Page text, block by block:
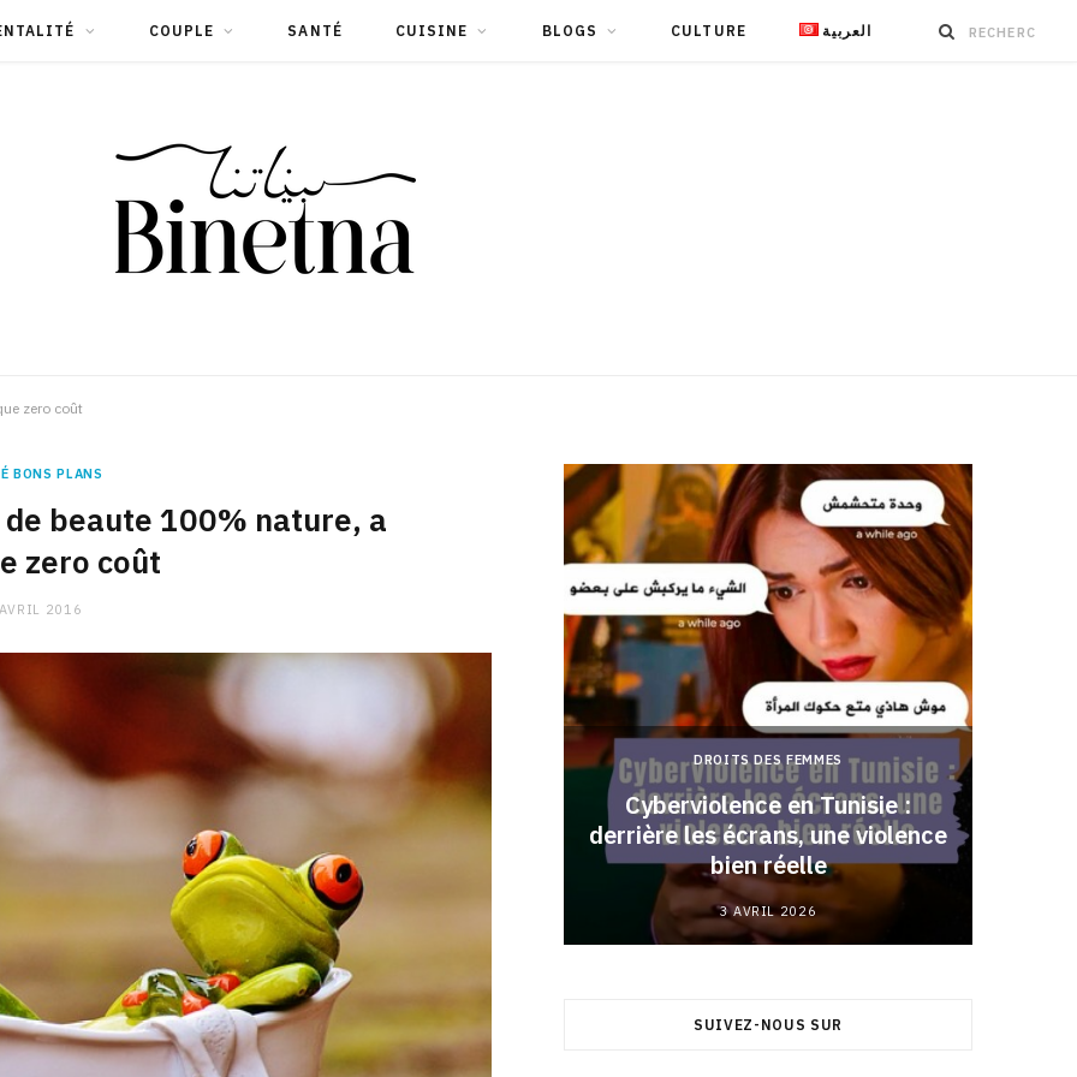
COUPLE SANTÉ CUISINE BLOGS CULTURE العربية
zero coût
BONS PLANS
beaute 100% nature, a
zero coût
2016
CHARGE MENTALE
Stress après le travail :
comment relâcher la pression
9 JANVIER 2026
DROITS DES FEMMES
Cyberviolence en Tunisie :
derrière les écrans, une violence
bien réelle
3 AVRIL 2026
SUIVEZ-NOUS SUR